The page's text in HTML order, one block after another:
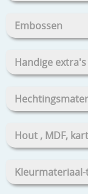
Embossen
Handige extra's
Hout , MDF,